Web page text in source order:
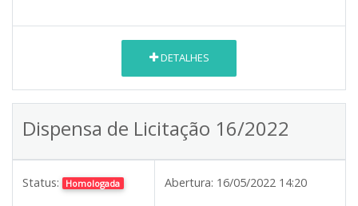
DETALHES
Dispensa de Licitação 16/2022
Status: Homologada Abertura: 16/05/2022 14:20